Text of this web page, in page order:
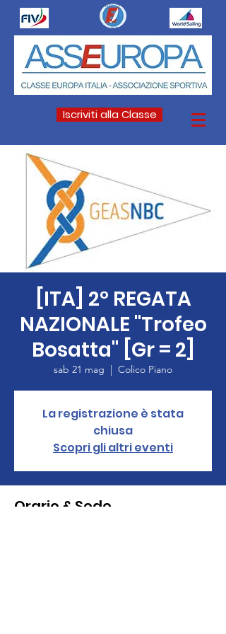
Iscriviti alla Classe
[ITA] 2° REGATA
NAZIONALE "Trofeo
Bosatta" [Gr = 2]
sab 21 mag
  |
Colico Piano
La registrazione è stata
chiusa
Scopri gli altri eventi
Orario & Sede